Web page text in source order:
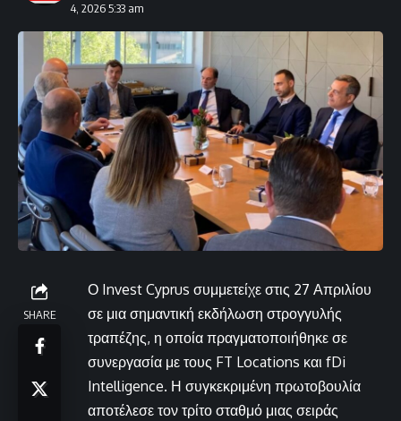
4, 2026 5:33 am
SHARE
Ο Invest Cyprus συμμετείχε στις 27 Απριλίου
σε μια σημαντική εκδήλωση στρογγυλής
τραπέζης, η οποία πραγματοποιήθηκε σε
συνεργασία με τους FT Locations και fDi
Intelligence. Η συγκεκριμένη πρωτοβουλία
αποτέλεσε τον τρίτο σταθμό μιας σειράς